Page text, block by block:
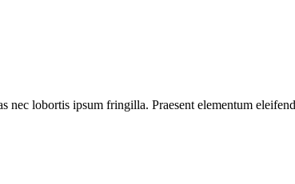
nec lobortis ipsum fringilla. Praesent elementum